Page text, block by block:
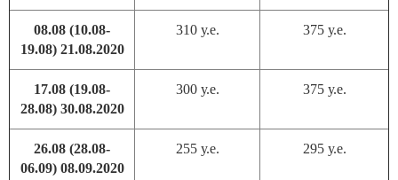
08.08 (10.08-
19.08) 21.08.2020
310 у.е. 375 у.е.
17.08 (19.08-
28.08) 30.08.2020
300 у.е. 375 у.е.
26.08 (28.08-
06.09) 08.09.2020
255 у.е. 295 у.е.